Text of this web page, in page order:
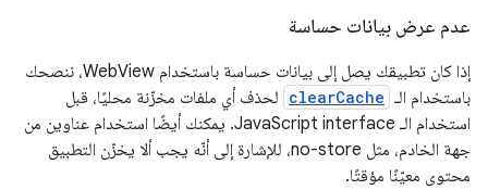
عدم عرض بيانات حساسة
إذا كان تطبيقك يصل إلى بيانات حساسة باستخدام WebView، ننصحك
باستخدام الـ clearCache لحذف أي ملفات مخزّنة محليًا، قبل
استخدام الـ JavaScript interface. يمكنك أيضًا استخدام عناوين من
جهة الخادم، مثل no-store، للإشارة إلى أنّه يجب ألا يخزّن التطبيق
محتوى معيّنًا مؤقتًا.